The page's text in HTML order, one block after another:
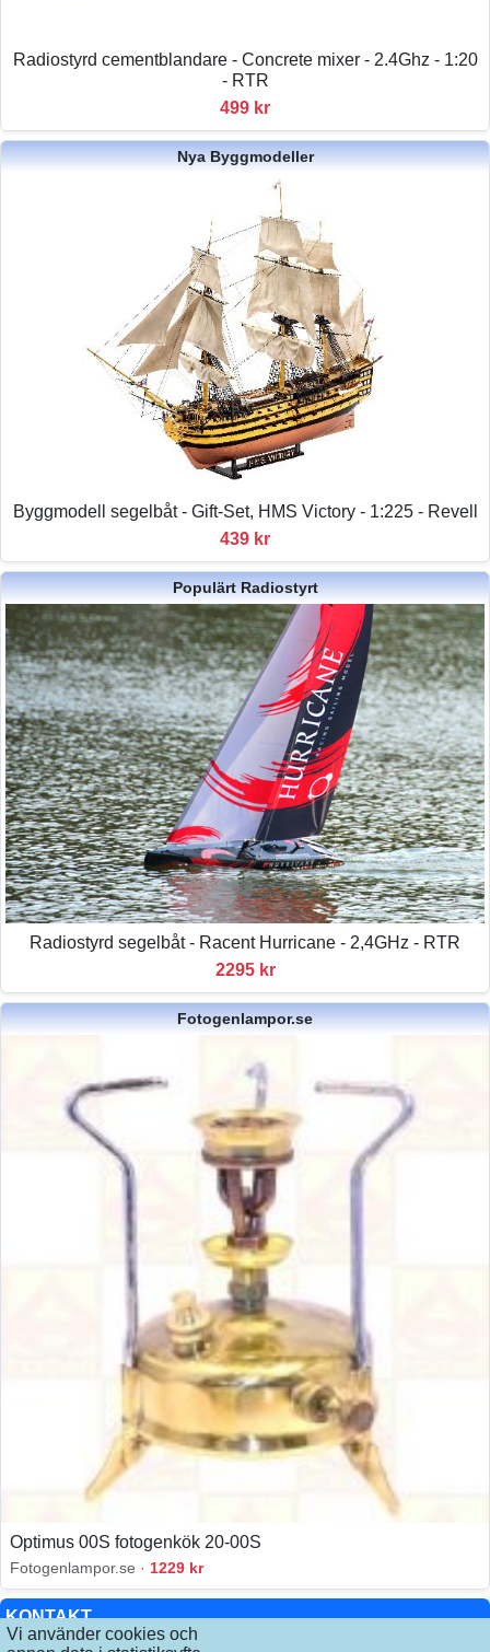
Vi använder cookies och
KONTAKT
Radiostyrd cementblandare - Concrete mixer - 2.4Ghz - 1:20
- RTR
499 kr
Nya Byggmodeller
Byggmodell segelbåt - Gift-Set, HMS Victory - 1:225 - Revell
439 kr
Populärt Radiostyrt
Radiostyrd segelbåt - Racent Hurricane - 2,4GHz - RTR
2295 kr
Fotogenlampor.se
Optimus 00S fotogenkök 20-00S
Fotogenlampor.se · 1229 kr